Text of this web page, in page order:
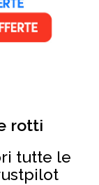
rotti
tutte le